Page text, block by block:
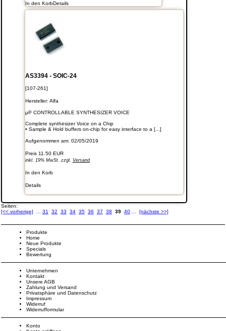
In den KorbDetails
AS3394 - SOIC-24
[107-261]
Hersteller: Alfa
μP CONTROLLABLE SYNTHESIZER VOICE
Complete synthesizer Voice on a Chip
• Sample & Hold buffers on-chip for easy interface to a [...]
Aufgenommen am: 02/05/2019
Preis 11.50 EUR
inkl. 19% MwSt. zzgl. Versand
In den Korb
Details
Seiten:
[<< vorherige]
... 31 32 33 34 35 36 37 38 39 40 ... [nächste >>]
Produkte
Home
Neue Produkte
Specials
Bewertung
Unternehmen
Kontakt
Unsere AGB
Zahlung und Versand
Privatsphäre und Datenschutz
Impressum
Widerruf
Widerrufformular
Konto